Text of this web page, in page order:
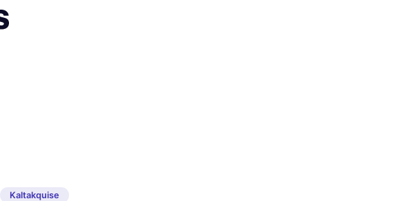
Kaltakquise